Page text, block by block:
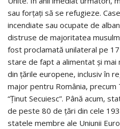
sau forţaţi să se refugieze.
incendiate sau ocupate de
distruse de majoritatea
fost proclamată unilateral pe
stare de fapt a alimentat şi
din ţările europene, inclusiv în
major pentru România, precum
“Ţinut Secuiesc”. Până acum,
de peste 80 de ţări din cele
statele membre ale Uniunii